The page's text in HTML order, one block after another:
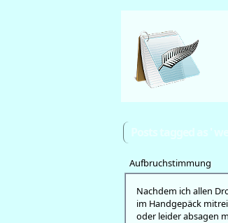
Aufbruchstimmung
Nachdem ich allen
im Handgepäck
oder leider absagen